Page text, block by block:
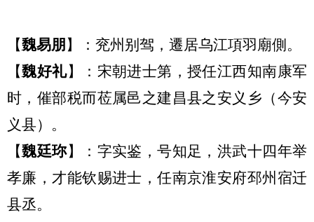
【魏易朋 】： 兖州别驾，遷居乌江項羽廟側。
【魏好礼】：宋朝进士第 ，授任江西知南康军
时 ， 催部税而莅属邑之建昌县之安义乡 （今安
义县）。
【魏廷珎】：字实鉴 ，号知足 ， 洪武十四年举
孝廉 ，才能钦赐进士 ，任南京淮安府邳州宿迁
县丞。